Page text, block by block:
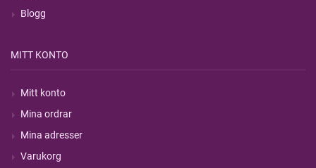
Blogg
MITT KONTO
Mitt konto
Mina ordrar
Mina adresser
Varukorg